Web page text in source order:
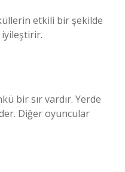
etkili bir şekilde
iyileştirir.
bir sır vardır. Yerde
Diğer oyuncular